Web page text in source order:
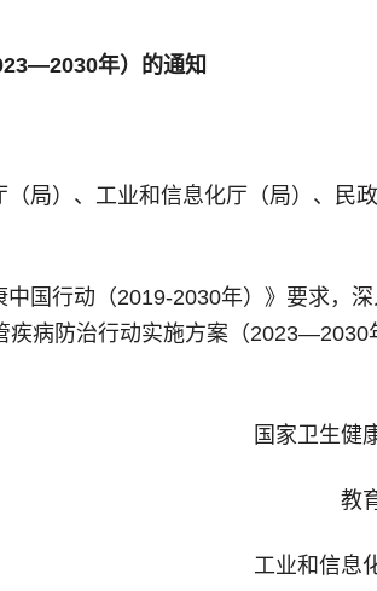
年）的通知
局）、工业和信息化厅（局）、民
国行动（2019-2030年）》要求，
病防治行动实施方案（2023—2030
国家卫生
工业和